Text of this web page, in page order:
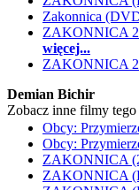
Zakonnica
ZAKONNICA
więcej...
ZAKONNICA
Demian Bichir
Zobacz inne filmy tego
Obcy:
Obcy:
ZAKONNICA
ZAKONNICA